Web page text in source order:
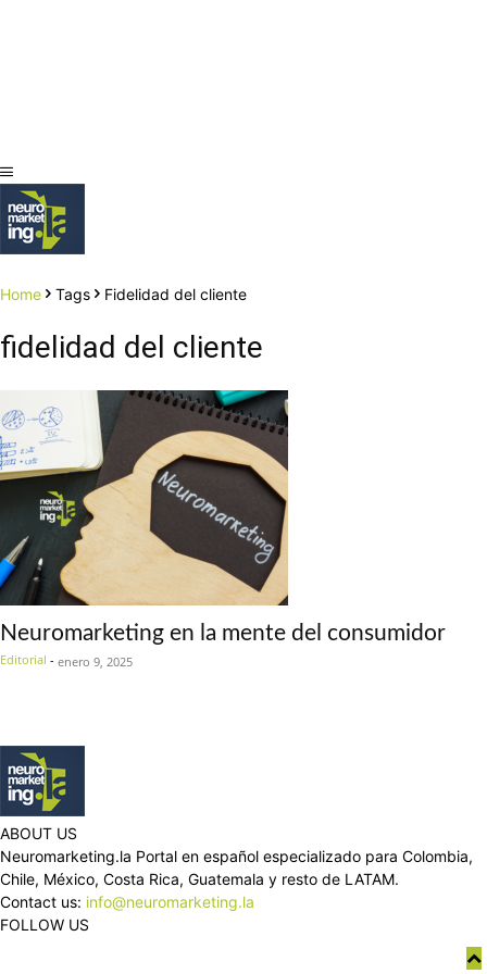
Home Tags Fidelidad del cliente
fidelidad del cliente
Neuromarketing en la mente del consumidor
Editorial - enero 9, 2025
ABOUT US
Neuromarketing.la Portal en español especializado para Colombia,
Chile, México, Costa Rica, Guatemala y resto de LATAM.
Contact us: info@neuromarketing.la
FOLLOW US